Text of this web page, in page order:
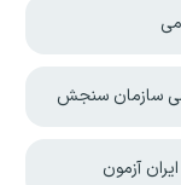
سازمان سنجش
آزمون